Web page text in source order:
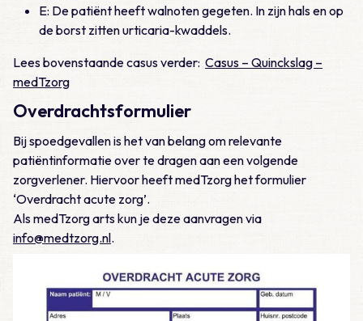
E: De patiënt heeft walnoten gegeten. In zijn hals en op
de borst zitten urticaria-kwaddels.
Lees bovenstaande casus verder: Casus – Quinckslag –
medTzorg
Overdrachtsformulier
Bij spoedgevallen is het van belang om relevante
patiëntinformatie over te dragen aan een volgende
zorgverlener. Hiervoor heeft medTzorg het formulier
‘Overdracht acute zorg’.
Als medTzorg arts kun je deze aanvragen via
info@medtzorg.nl.